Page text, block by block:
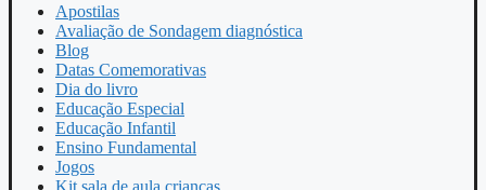
Apostilas
Avaliação de Sondagem diagnóstica
Blog
Datas Comemorativas
Dia do livro
Educação Especial
Educação Infantil
Ensino Fundamental
Jogos
Kit sala de aula crianças